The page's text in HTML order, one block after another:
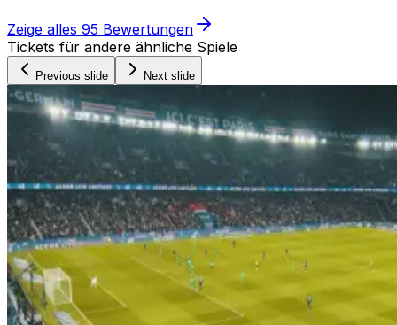
Zeige alles 95 Bewertungen
Tickets für andere ähnliche Spiele
Previous slide Next slide